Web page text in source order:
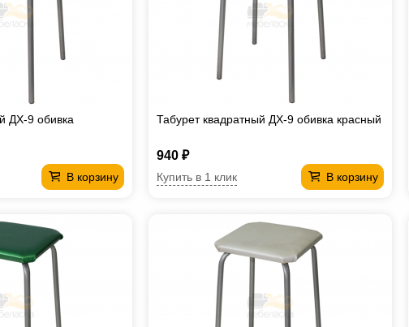
ДХ-9 обивка
В корзину
Табурет квадратный ДХ-9 обивка красный
940 ₽
В корзину
Купить в 1 клик